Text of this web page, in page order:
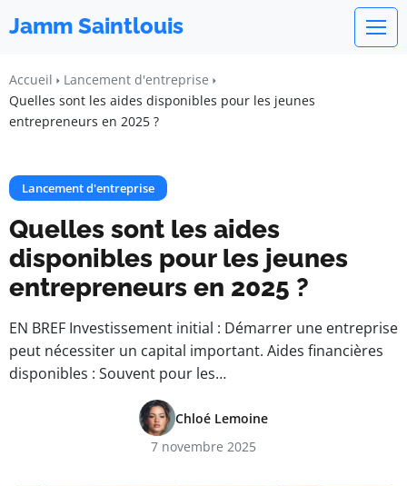
Jamm Saintlouis
Accueil
Lancement d'entreprise
Quelles sont les aides disponibles pour les jeunes
entrepreneurs en 2025 ?
Lancement d'entreprise
Quelles sont les aides
disponibles pour les jeunes
entrepreneurs en 2025 ?
EN BREF Investissement initial : Démarrer une entreprise
peut nécessiter un capital important. Aides financières
disponibles : Souvent pour les…
Chloé Lemoine
7 novembre 2025